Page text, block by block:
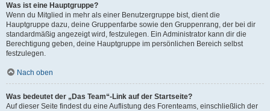
Was ist eine Hauptgruppe?
Wenn du Mitglied in mehr als einer Benutzergruppe bist, dient die
Hauptgruppe dazu, deine Gruppenfarbe sowie den Gruppenrang, der bei dir
standardmäßig angezeigt wird, festzulegen. Ein Administrator kann dir die
Berechtigung geben, deine Hauptgruppe im persönlichen Bereich selbst
festzulegen.
Nach oben
Was bedeutet der „Das Team“-Link auf der Startseite?
Auf dieser Seite findest du eine Auflistung des Forenteams, einschließlich der